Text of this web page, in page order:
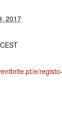
2017
CEST
e/